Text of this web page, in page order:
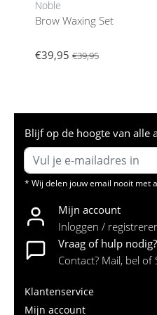
Noble
Brow Waxing Set
€39,95 €39,95
Blijf op de hoogte van alle
* Wij delen jouw email nooit met
Mijn account
Inloggen /
Vraag of hulp nodig?
Contact? Mail, bel
Klantenservice
Mijn account